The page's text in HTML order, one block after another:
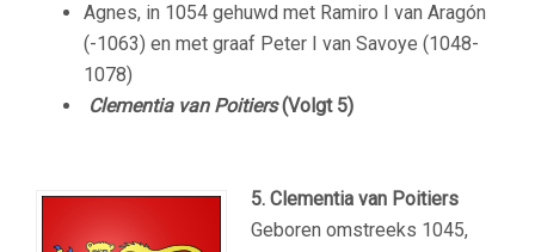
Agnes, in 1054 gehuwd met Ramiro I van Aragón
(-1063) en met graaf Peter I van Savoye (1048-
1078)
Clementia van Poitiers(Volgt 5)
5. Clementia van Poitiers
Geboren omstreeks 1045,